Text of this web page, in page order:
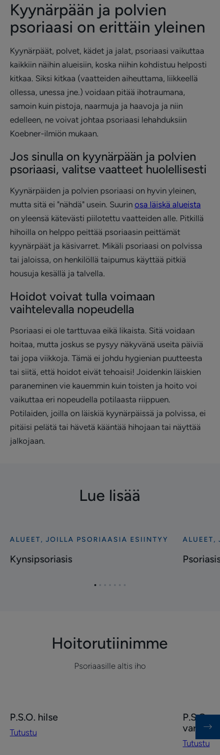
Kyynärpään ja polvien
psoriaasi on erittäin yleinen
Kyynärpäät, polvet, kädet ja jalat, psoriaasi vaikuttaa
kaikkiin näihin alueisiin, koska niihin kohdistuu helposti
kitkaa. Siksi kitkaa (vaatteiden aiheuttama, liikkeellä
ollessa, unessa jne.) voidaan pitää ihotraumana,
samoin kuin pistoja, naarmuja ja haavoja ja niin
edelleen, ne voivat johtaa psoriaasi lehahduksiin
Koebner-ilmiön mukaan.
Jos sinulla on kyynärpään ja polvien
psoriaasi, valitse vaatteet huolellisesti
Kyynärpäiden ja polvien psoriaasi on hyvin yleinen,
mutta sitä ei "nähdä" usein. Suurin osa läiskä alueista
on yleensä kätevästi piilotettu vaatteiden alle. Pitkillä
hihoilla on helppo peittää psoriaasin peittämät
kyynärpäät ja käsivarret. Mikäli psoriaasi on polvissa
tai jaloissa, on henkilöllä taipumus käyttää pitkiä
housuja kesällä ja talvella.
Hoidot voivat tulla voimaan
vaihtelevalla nopeudella
Psoriaasi ei ole tarttuvaa eikä likaista. Sitä voidaan
hoitaa, mutta joskus se pysyy näkyvänä useita päiviä
tai jopa viikkoja. Tämä ei johdu hygienian puutteesta
tai siitä, että hoidot eivät tehoaisi! Joidenkin läiskien
paraneminen vie kauemmin kuin toisten ja hoito voi
vaikuttaa eri nopeudella potilaasta riippuen.
Potilaiden, joilla on läiskiä kyynärpäissä ja polvissa, ei
pitäisi pelätä tai hävetä kääntää hihojaan tai näyttää
jalkojaan.
Lue lisää
Tutustu
Kynsipsoriasis
ALUEET, JOILLA PSORIAASIA ESIINTYY
Kynsipsoriasis
Tutustu
Psoriasis
ALUEET,
Siirry
Siirry
Siirry
Siirry
Siirry
Siirry
Siirry
Hoitorutiinimme
Psoriaasille altis iho
P.S.O.
hilse
P.S.O. hilse
Tutustu
P.S.O.
anti-
plaques
P.S.O.
Tutustu